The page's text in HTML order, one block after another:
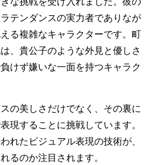
テンダンスの実力者でありなが
る複雑なキャラクターです。町
、貴公子のような外見と優しさ
けず嫌いな一面を持つキャラク
の美しさだけでなく、その裏に
現することに挑戦しています。
れたビジュアル表現の技術が、
るのか注目されます。